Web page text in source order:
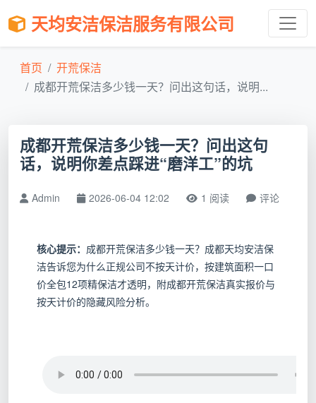
天均安洁保洁服务有限公司
首页
开荒保洁
成都开荒保洁多少钱一天？问出这句话，说明...
成都开荒保洁多少钱一天？问出这句
话，说明你差点踩进“磨洋工”的坑
Admin 2026-06-04 12:02 1 阅读 评论
核心提示： 成都开荒保洁多少钱一天？成都天均安洁保
洁告诉您为什么正规公司不按天计价，按建筑面积一口
价全包12项精保洁才透明，附成都开荒保洁真实报价与
按天计价的隐藏风险分析。